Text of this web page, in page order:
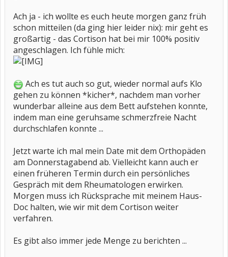
Ach ja - ich wollte es euch heute morgen ganz früh
schon mitteilen (da ging hier leider nix): mir geht es
großartig - das Cortison hat bei mir 100% positiv
angeschlagen. Ich fühle mich:
Ach es tut auch so gut, wieder normal aufs Klo
gehen zu können *kicher*, nachdem man vorher
wunderbar alleine aus dem Bett aufstehen konnte,
indem man eine geruhsame schmerzfreie Nacht
durchschlafen konnte ...
Jetzt warte ich mal mein Date mit dem Orthopäden
am Donnerstagabend ab. Vielleicht kann auch er
einen früheren Termin durch ein persönliches
Gespräch mit dem Rheumatologen erwirken.
Morgen muss ich Rücksprache mit meinem Haus-
Doc halten, wie wir mit dem Cortison weiter
verfahren.
Es gibt also immer jede Menge zu berichten ...